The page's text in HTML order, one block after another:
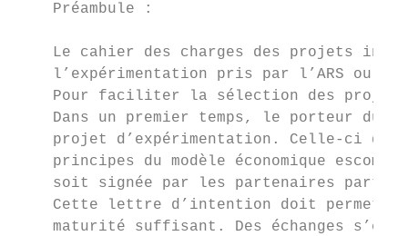
    Préambule :
Le cahier des charges des projets
l’expérimentation pris par l’ARS ou
Pour faciliter la sélection des
Dans un premier temps, le porteur du
projet d’expérimentation. Celle-ci
principes du modèle économique
soit signée par les partenaires
Cette lettre d’intention doit
maturité suffisant. Des échanges